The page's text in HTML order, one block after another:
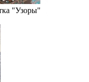
"Узоры"